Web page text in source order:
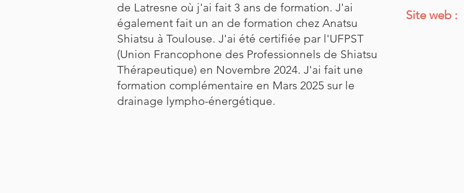
de Latresne où j'ai fait 3 ans de formation. J'ai
également fait un an de formation chez Anatsu
Shiatsu à Toulouse. J'ai été certifiée par l'UFPST
(Union Francophone des Professionnels de Shiatsu
Thérapeutique) en Novembre 2024. J'ai fait une
formation complémentaire en Mars 2025 sur le
drainage lympho-énergétique.
Site web :